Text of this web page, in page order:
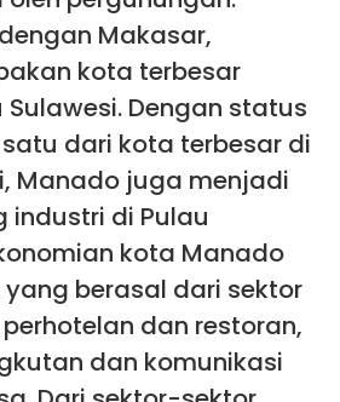
Makasar,
kota terbesar
Dengan status
dari kota terbesar di
Manado juga menjadi
industri di Pulau
kota Manado
berasal dari sektor
dan restoran,
dan komunikasi